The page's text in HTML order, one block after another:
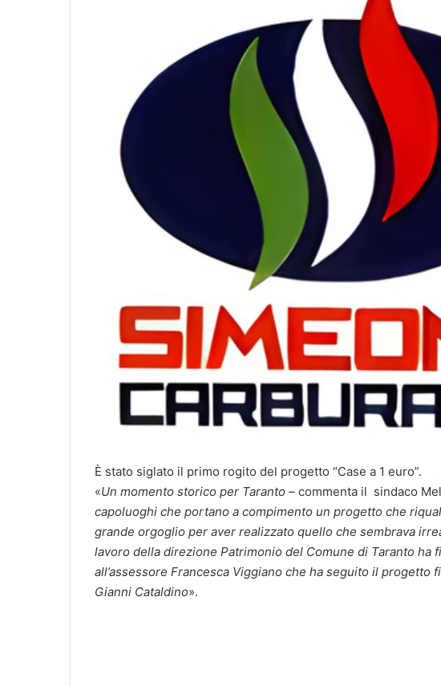
È stato siglato il primo rogito del progetto “Case a 1 euro”.
«Un momento storico per Taranto – commenta il sindaco
capoluoghi che portano a compimento un progetto che
grande orgoglio per aver realizzato quello che sembrava
lavoro della direzione Patrimonio del Comune di Taranto ha
all’assessore Francesca Viggiano che ha seguito il progetto
Gianni Cataldino».